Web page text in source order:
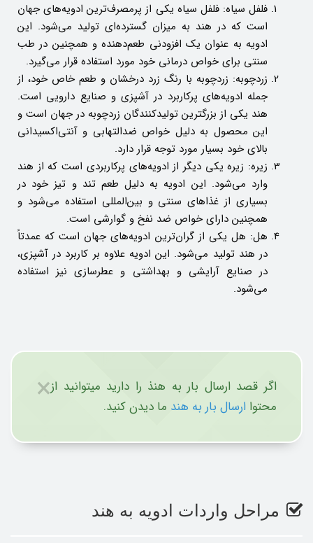
فلفل سیاه: فلفل سیاه یکی از پرمصرف‌ترین ادویه‌های جهان
است که در هند به میزان گسترده‌ای تولید می‌شود. این
ادویه به عنوان یک افزودنی طعم‌دهنده و همچنین در طب
سنتی برای خواص درمانی خود مورد استفاده قرار می‌گیرد.
زردچوبه: زردچوبه با رنگ زرد درخشان و طعم خاص خود، از
جمله ادویه‌های پرکاربرد در آشپزی و صنایع دارویی است.
هند یکی از بزرگترین تولیدکنندگان زردچوبه در جهان است و
این محصول به دلیل خواص ضدالتهابی و آنتی‌اکسیدانی
بالای خود بسیار مورد توجه قرار دارد.
زیره: زیره یکی دیگر از ادویه‌های پرکاربردی است که از هند
وارد می‌شود. این ادویه به دلیل طعم تند و تیز خود در
بسیاری از غذاهای سنتی و بین‌المللی استفاده می‌شود و
همچنین دارای خواص ضد نفخ و گوارشی است.
هل: هل یکی از گران‌ترین ادویه‌های جهان است که عمدتاً
در هند تولید می‌شود. این ادویه علاوه بر کاربرد در آشپزی،
در صنایع آرایشی و بهداشتی و عطرسازی نیز استفاده
می‌شود.
×اگر قصد ارسال بار به هنذ را دارید میتوانید از
محتوا ارسال بار به هند ما دیدن کنید.
مراحل واردات ادویه به هند